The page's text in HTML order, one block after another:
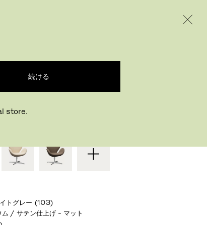
続ける
store.
ア
コブセン,1958
トグレー (103)
ム / サテン仕上げ - マット